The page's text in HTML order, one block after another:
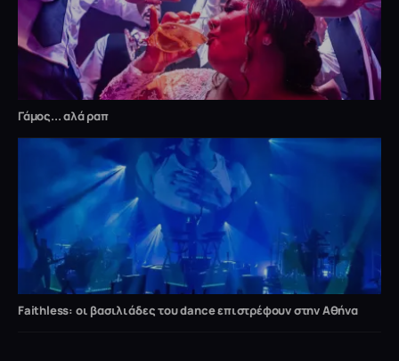
Γάμος... αλά ραπ
Faithless: οι βασιλιάδες του dance επιστρέφουν στην Αθήνα